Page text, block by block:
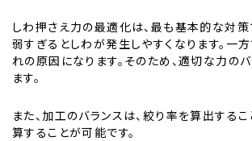
しわ押さえ力の最適化は、最も基本的な対策
弱すぎるとしわが発生しやすくなります。一方
れの原因になります。そのため、適切な力の
ます。
また、加工のバランスは、絞り率を算出する
算することが可能です。